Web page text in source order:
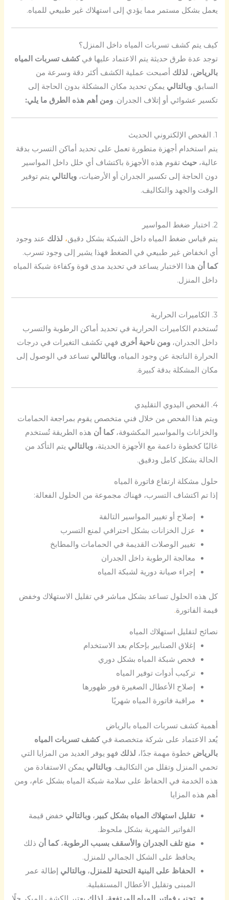
يعمل بشكل مستمر مما يؤدي إلى استهلاك غير طبيعي للمياه.
كيف يتم كشف تسربات المياه داخل المنزل؟
توجد عدة طرق حديثة يتم الاعتماد عليها فيكشف تسربات المياه
بالرياض، لذلك أصبحت عملية الكشف أكثر دقة وسرعة من
السابق.وبالتالي يمكن تحديد مكان المشكلة بدون الحاجة إلى
تكسير عشوائي أو إتلاف الجدران.ومن أهم هذه الطرق ما يلي:
1. الفحص الإلكتروني الحديث
يتم استخدام أجهزة متطورة تعمل على تحديد أماكن التسرب بدقة
عالية،حيث تقوم هذه الأجهزة باكتشاف أي خلل داخل المواسير
دون الحاجة إلى تكسير الجدران أو الأرضيات،وبالتالي يتم توفير
الوقت والجهد والتكاليف.
2. اختبار ضغط المواسير
يتم قياس ضغط المياه داخل الشبكة بشكل دقيق، لذلك عند وجود
أي انخفاض غير طبيعي في الضغط فهذا يشير إلى وجود تسرب.
كما أن هذا الاختبار يساعد في تحديد مدى قوة وكفاءة شبكة المياه
داخل المنزل.
3. الكاميرات الحرارية
تُستخدم الكاميرات الحرارية في تحديد أماكن الرطوبة والتسرب
داخل الجدران،ومن ناحية أخرى فهي تكشف التغيرات في درجات
الحرارة الناتجة عن وجود المياه،وبالتالي تساعد في الوصول إلى
مكان المشكلة بدقة كبيرة.
4. الفحص اليدوي التقليدي
ويتم هذا الفحص من خلال فني متخصص يقوم بمراجعة الحمامات
والخزانات والمواسير المكشوفة،كما أن هذه الطريقة تُستخدم
غالبًا كخطوة داعمة مع الأجهزة الحديثة،وبالتالي يتم التأكد من
الحالة بشكل كامل ودقيق.
حلول مشكلة ارتفاع فاتورة المياه
إذا تم اكتشاف التسرب، فهناك مجموعة من الحلول الفعالة:
إصلاح أو تغيير المواسير التالفة
عزل الخزانات بشكل احترافي لمنع التسرب
تغيير الوصلات القديمة في الحمامات والمطابخ
معالجة الرطوبة داخل الجدران
إجراء صيانة دورية لشبكة المياه
كل هذه الحلول تساعد بشكل مباشر في تقليل الاستهلاك وخفض
قيمة الفاتورة.
نصائح لتقليل استهلاك المياه
إغلاق الصنابير بإحكام بعد الاستخدام
فحص شبكة المياه بشكل دوري
تركيب أدوات توفير المياه
إصلاح الأعطال الصغيرة فور ظهورها
مراقبة فاتورة المياه شهريًا
أهمية كشف تسربات المياه بالرياض
يُعد الاعتماد على شركة متخصصة فيكشف تسربات المياه
بالرياض خطوة مهمة جدًا، لذلك فهو يوفر العديد من المزايا التي
تحمي المنزل وتقلل من التكاليف.وبالتالي يمكن الاستفادة من
هذه الخدمة في الحفاظ على سلامة شبكة المياه بشكل عام، ومن
أهم هذه المزايا
تقليل استهلاك المياه بشكل كبير ،وبالتالي خفض قيمة
الفواتير الشهرية بشكل ملحوظ.
منع تلف الجدران والأسقف بسبب الرطوبة،كما أن ذلك
يحافظ على الشكل الجمالي للمنزل.
الحفاظ على البنية التحتية للمنزل،وبالتالي إطالة عمر
المبنى وتقليل الأعطال المستقبلية.